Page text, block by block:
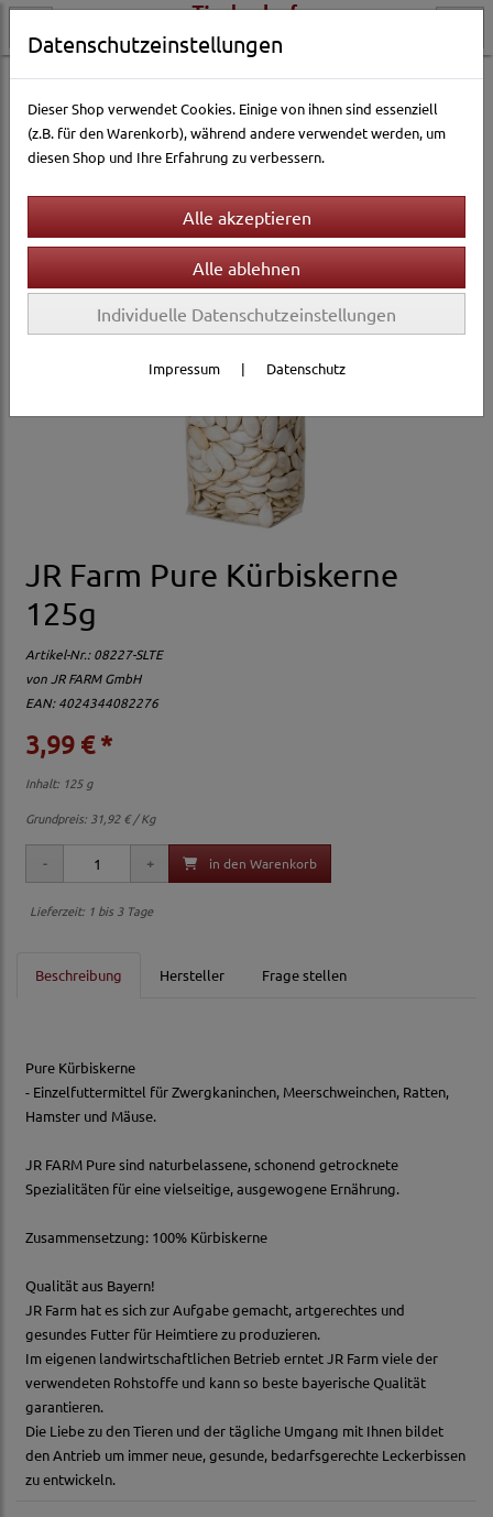
Kleintierwelt Kleintierfutter & Snacks Zwergkaninchen
JR Farm Pure Kürbiskerne
125g
Artikel-Nr.:08227-SLTE
vonJR FARM GmbH
EAN: 4024344082276
3,99 € *
Inhalt: 125 g
Grundpreis: 31,92 € / Kg
in den Warenkorb
Lieferzeit: 1 bis 3 Tage
Beschreibung Hersteller Frage stellen
Pure Kürbiskerne
- Einzelfuttermittel für Zwergkaninchen, Meerschweinchen, Ratten,
Hamster und Mäuse.
JR FARM Pure sind naturbelassene, schonend getrocknete
Spezialitäten für eine vielseitige, ausgewogene Ernährung.
Zusammensetzung: 100% Kürbiskerne
Qualität aus Bayern!
JR Farm hat es sich zur Aufgabe gemacht, artgerechtes und
gesundes Futter für Heimtiere zu produzieren.
Im eigenen landwirtschaftlichen Betrieb erntet JR Farm viele der
verwendeten Rohstoffe und kann so beste bayerische Qualität
garantieren.
Die Liebe zu den Tieren und der tägliche Umgang mit Ihnen bildet
den Antrieb um immer neue, gesunde, bedarfsgerechte Leckerbissen
zu entwickeln.
Datenschutzeinstellungen
Dieser Shop verwendet Cookies. Einige von ihnen sind essenziell
(z.B. für den Warenkorb), während andere verwendet werden, um
diesen Shop und Ihre Erfahrung zu verbessern.
Individuelle Datenschutzeinstellungen
Impressum | Datenschutz